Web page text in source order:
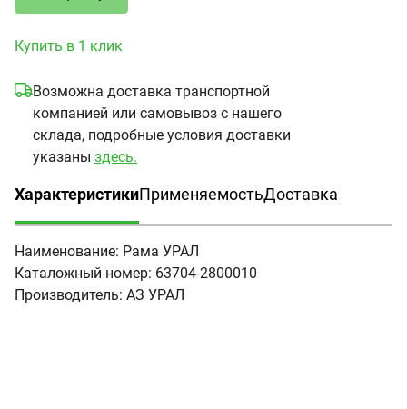
Купить в 1 клик
Возможна доставка транспортной
компанией или самовывоз с нашего
склада, подробные условия доставки
указаны здесь.
Характеристики
(активная вкладка)
ПрименяемостьДоставка
Наименование: Рама УРАЛ
Каталожный номер: 63704-2800010
Производитель: АЗ УРАЛ